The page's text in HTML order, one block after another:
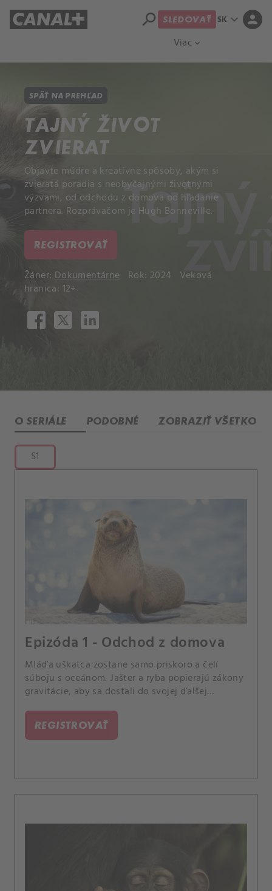
Viac expand_more
search SLEDOVAŤ SK expand_more person
SPÄŤ NA PREHĽAD
TAJNÝ ŽIVOT
ZVIERAT
Objavte múdre a kreatívne spôsoby, akým si
zvieratá poradia s neobyčajnými životnými
výzvami, od odchodu z domova po hľadanie
partnera. Rozprávačom je Hugh Bonneville.
REGISTROVAŤ
Žáner: Dokumentárne Rok: 2024
Veková
hranica: 12+
O SERIÁLE PODOBNÉ ZOBRAZIŤ VŠETKO
S1
Epizóda 1 - Odchod z domova
Mláďa uškatca zostane samo priskoro a čelí
súboju s oceánom. Jašter a ryba popierajú zákony
gravitácie, aby sa dostali do svojej ďalšej
REGISTROVAŤ